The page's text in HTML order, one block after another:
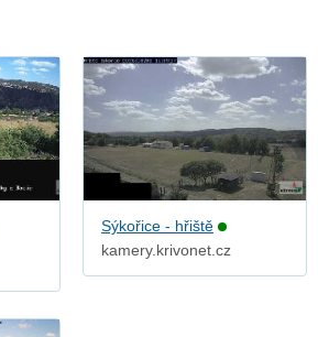
Sýkořice - hřiště
kamery.krivonet.cz